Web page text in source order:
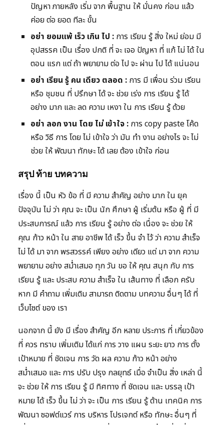
ปัญหา ภายหลัง เริ่ม จาก พื้นฐาน ให้ มั่นคง ก่อน แล้ว
ค่อย ต่อ ยอด ทีละ ขั้น
อย่า ยอมแพ้ เร็ว เกิน ไป : การ เรียน รู้ สิ่ง ใหม่ ย่อม มี
อุปสรรค เป็น เรื่อง ปกติ ที่ จะ เจอ ปัญหา ที่ แก้ ไม่ ได้ ใน
ตอน แรก แต่ ถ้า พยายาม ต่อ ไป จะ ผ่าน ไป ได้ แน่นอน
อย่า เรียน รู้ คน เดียว ตลอด : การ มี เพื่อน ร่วม เรียน
หรือ ชุมชน ที่ ปรึกษา ได้ จะ ช่วย เร่ง การ เรียน รู้ ได้
อย่าง มาก และ ลด ความ เหงา ใน การ เรียน รู้ ด้วย
อย่า ลอก งาน โดย ไม่ เข้าใจ : การ copy paste โค้ด
หรือ วิธี การ โดย ไม่ เข้าใจ ว่า มัน ทำ งาน อย่างไร จะ ไม่
ช่วย ให้ พัฒนา ทักษะ ได้ เลย ต้อง เข้าใจ ก่อน
สรุป ท้าย บทความ
เรื่อง นี้ เป็น หัว ข้อ ที่ มี ความ สำคัญ อย่าง มาก ใน ยุค
ปัจจุบัน ไม่ ว่า คุณ จะ เป็น นัก ศึกษา ผู้ เริ่มต้น หรือ ผู้ ที่ มี
ประสบการณ์ แล้ว การ เรียน รู้ อย่าง ต่อ เนื่อง จะ ช่วย ให้
คุณ ก้าว หน้า ใน สาย อาชีพ ได้ เร็ว ขึ้น จำ ไว้ ว่า ความ สำเร็จ
ไม่ ได้ มา จาก พรสวรรค์ เพียง อย่าง เดียว แต่ มา จาก ความ
พยายาม อย่าง สม่ำเสมอ ทุก วัน ขอ ให้ คุณ สนุก กับ การ
เรียน รู้ และ ประสบ ความ สำเร็จ ใน เส้นทาง ที่ เลือก ครับ
หาก มี คำถาม เพิ่มเติม สามารถ ติดตาม บทความ อื่นๆ ได้ ที่
เว็บไซต์ ของ เรา
นอกจาก นี้ ยัง มี เรื่อง สำคัญ อีก หลาย ประการ ที่ เกี่ยวข้อง
ที่ ควร ทราบ เพิ่มเติม ได้แก่ การ วาง แผน ระยะ ยาว การ ตั้ง
เป้าหมาย ที่ ชัดเจน การ วัด ผล ความ ก้าว หน้า อย่าง
สม่ำเสมอ และ การ ปรับ ปรุง กลยุทธ์ เมื่อ จำเป็น สิ่ง เหล่า นี้
จะ ช่วย ให้ การ เรียน รู้ มี ทิศทาง ที่ ชัดเจน และ บรรลุ เป้า
หมาย ได้ เร็ว ขึ้น ไม่ ว่า จะ เป็น การ เรียน รู้ ด้าน เทคนิค การ
พัฒนา ซอฟต์แวร์ การ บริหาร โปรเจกต์ หรือ ทักษะ อื่นๆ ที่